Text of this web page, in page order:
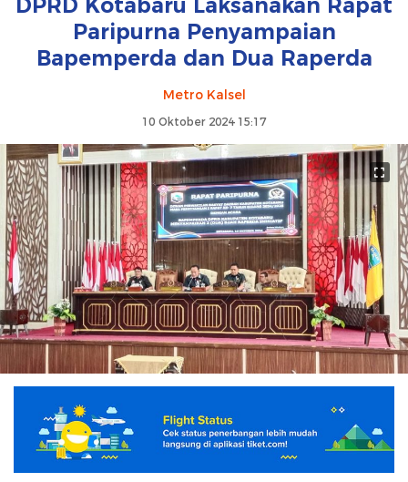
DPRD Kotabaru Laksanakan Rapat
Paripurna Penyampaian
Bapemperda dan Dua Raperda
Metro Kalsel
10 Oktober 2024 15:17